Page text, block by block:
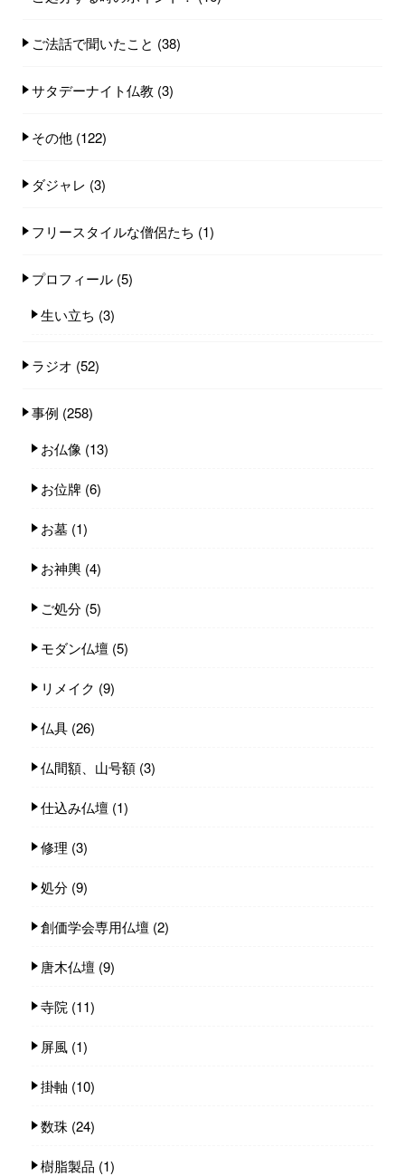
ご法話で聞いたこと (38)
サタデーナイト仏教 (3)
その他 (122)
ダジャレ (3)
フリースタイルな僧侶たち (1)
プロフィール (5)
生い立ち (3)
ラジオ (52)
事例 (258)
お仏像 (13)
お位牌 (6)
お墓 (1)
お神輿 (4)
ご処分 (5)
モダン仏壇 (5)
リメイク (9)
仏具 (26)
仏間額、山号額 (3)
仕込み仏壇 (1)
修理 (3)
処分 (9)
創価学会専用仏壇 (2)
唐木仏壇 (9)
寺院 (11)
屏風 (1)
掛軸 (10)
数珠 (24)
樹脂製品 (1)